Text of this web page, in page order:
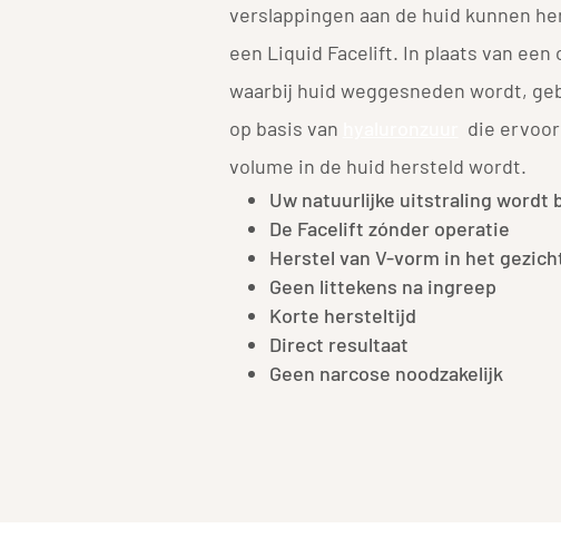
verslappingen aan de huid kunnen
een Liquid Facelift. In plaats van
waarbij huid weggesneden wordt,
op basis van
die
volume in de huid hersteld wordt.
Uw natuurlijke uitstraling wordt
De Facelift zónder operatie
Herstel van V-vorm in het
Geen littekens na ingreep
Korte hersteltijd
Direct resultaat
Geen narcose noodzakelijk